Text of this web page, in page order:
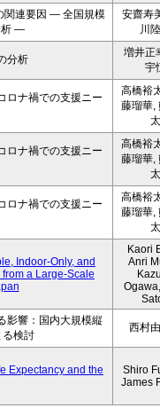
関連要因 ― 全国規模
析 ―
安齋寿
川
分析
増井正
宇
ロナ禍での支援ニー
高橋裕
藤瑠華,
太
ロナ禍での支援ニー
高橋裕
藤瑠華,
太
ロナ禍での支援ニー
高橋裕
藤瑠華,
太
Indoor-Only, and
a Large-Scale
Kaori
Anri
影響：国内大規模縦
る検討
西村
Expectancy and the
Shiro
James